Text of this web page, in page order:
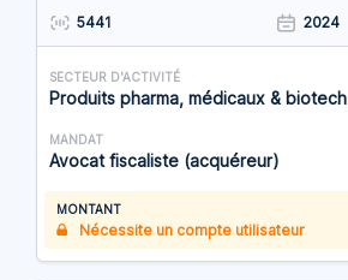
5441 2024
SECTEUR D'ACTIVITÉ
Produits pharma, médicaux & biotech
MANDAT
Avocat fiscaliste (acquéreur)
MONTANT
Nécessite un compte utilisateur